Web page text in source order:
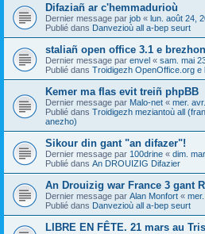
Difaziañ ar c'hemmadurioù
Dernier message par job « lun. août 24,
Publié dans Danvezioù all a-bep seurt
staliañ open office 3.1 e
Dernier message par envel « sam. mai
Publié dans Troidigezh OpenOffice.org
Kemer ma flas evit treiñ phpBB
Dernier message par Malo-net « mer.
Publié dans Troidigezh meziantoù all
anezho)
Sikour din gant "an difazer"!
Dernier message par 100drine « dim.
Publié dans An DROUIZIG Difazier
An Drouizig war France 3 gant
Dernier message par Alan Monfort «
Publié dans Danvezioù all a-bep seurt
LIBRE EN FÊTE. 21 mars au